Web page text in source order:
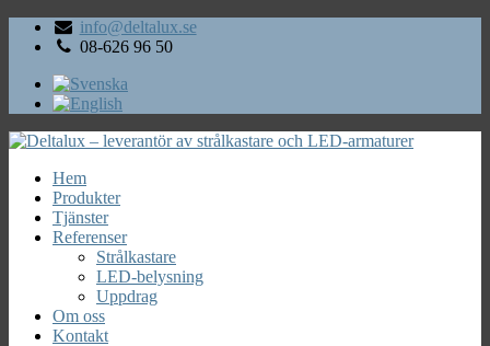
info@deltalux.se
08-626 96 50
Hem
Produkter
Tjänster
Referenser
Strålkastare
LED-belysning
Uppdrag
Om oss
Kontakt